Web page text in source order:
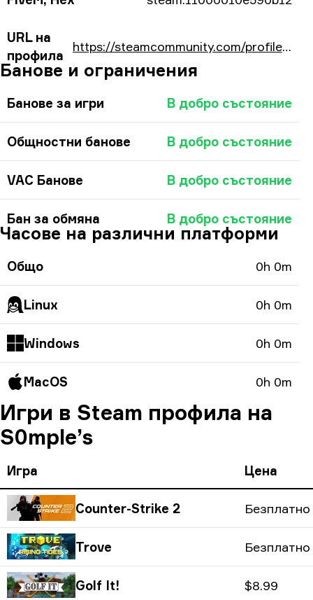
URL на
профила
https://steamcommunity.com/profiles/76561198200982290/
Банове и ограничения
Банове за игри В добро състояние
Общностни банове В добро състояние
VAC Банове В добро състояние
Бан за обмяна В добро състояние
Часове на различни платформи
Общо 0h 0m
Linux 0h 0m
Windows 0h 0m
MacOS 0h 0m
Игри в Steam профила на
S0mple’s
Игра Цена
Counter-Strike 2 Безплатно
Trove Безплатно
Golf It! $8.99